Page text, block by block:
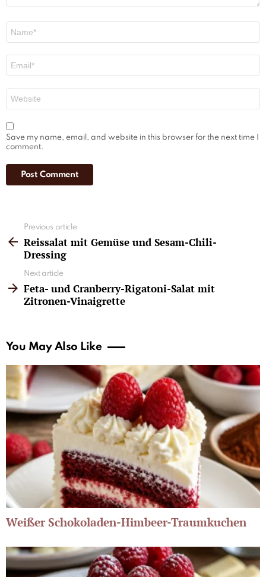
Save my name, email, and website in this browser for the next time I
comment.
more
Previous article
Reissalat mit Gemüse und Sesam-Chili-
Dressing
Next article
Feta- und Cranberry-Rigatoni-Salat mit
Zitronen-Vinaigrette
You May Also Like
Weißer Schokoladen-Himbeer-Traumkuchen